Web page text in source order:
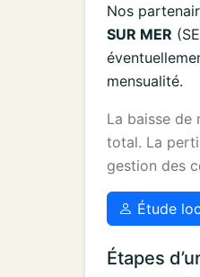
Nos
SUR MER
mensualité.
La baisse de
total. La
gestion des
Étude
Étapes